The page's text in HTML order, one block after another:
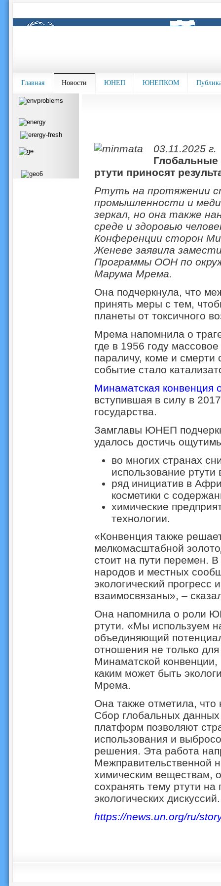
Главная Новости ЮНЕП ЮНЕПКОМ
03.11.2025 г.
ртути приносят
Ртуть на протяжении
промышленности и
зеркал, но она также
среде и здоровью
Конференции сторон
Женеве заявила
Программы ООН по
Марума Мрема.
Она подчеркнула, что
принять меры с тем,
планеты от токсичного
Мрема напомнила о
где в 1956 году
параличу, коме и
событие стало
Минаматская конвенция
вступившая в силу в
государства.
Замглавы ЮНЕП
удалось достичь
во многих странах
использование ртути
ряд инициатив в
косметики с
химические
технологии.
«Конвенция также
мелкомасштабной
стоит на пути перемен.
народов и местных
экологический прогресс
взаимосвязаны», –
Она напомнила о роли
ртути. «Мы используем
объединяющий
отношения не только
Минаматской
каким может быть
Мрема.
Она также отметила,
Сбор глобальных
платформ позволяют
использования и
решения. Эта работа
Межправительственной
химическим веществам,
сохранять тему ртути
экологических дискуссий.
https://news.un.org/ru/